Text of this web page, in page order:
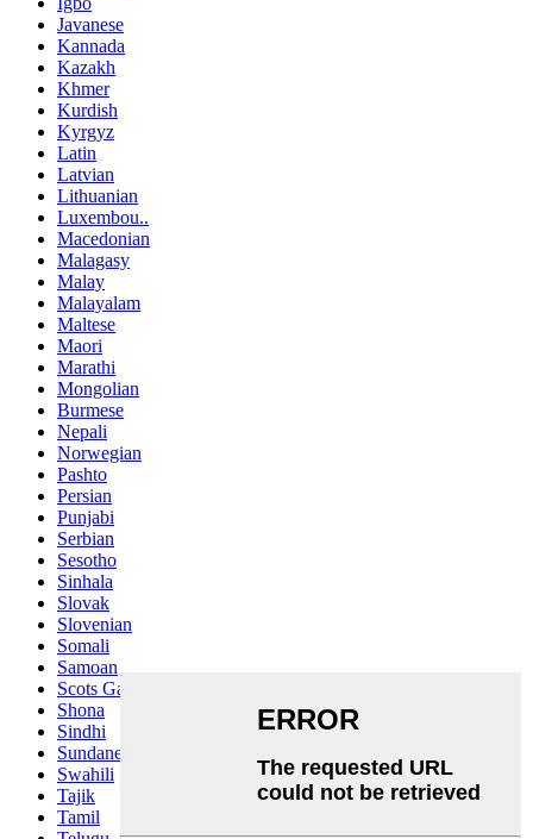
Javanese
Kannada
Kazakh
Khmer
Kurdish
Kyrgyz
Latin
Latvian
Lithuanian
Luxembou..
Macedonian
Malagasy
Malay
Malayalam
Maltese
Maori
Marathi
Mongolian
Burmese
Nepali
Norwegian
Pashto
Persian
Punjabi
Serbian
Sesotho
Sinhala
Slovak
Slovenian
Somali
Samoan
Scots Gaelic
Shona
Sindhi
Sundanese
Swahili
Tajik
Tamil